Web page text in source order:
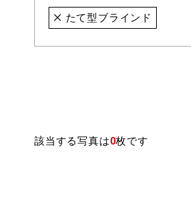
たて型ブラインド
該当する写真は0枚です